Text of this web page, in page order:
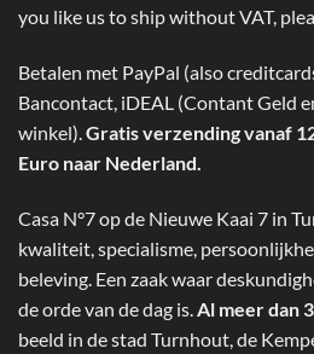
you like us to ship without VAT,
Betalen met PayPal (also
Bancontact, iDEAL (Contant Geld
winkel).Gratis verzending vanaf
Euro naar Nederland.
Casa N°7 op de Nieuwe Kaai 7 in
kwaliteit, specialisme,
beleving. Een zaak waar
de orde van de dag is. Al meer dan
beeld in de stad Turnhout, de